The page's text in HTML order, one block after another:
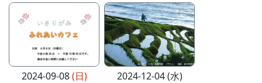
2024-09-08(日) 2024-12-04 (水)